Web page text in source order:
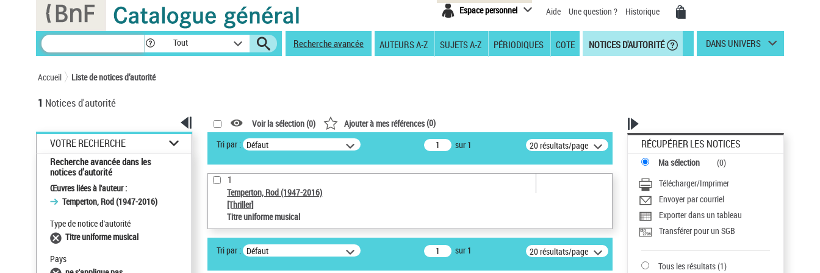
Espace personnel Aide Une question ? Historique
Tout Recherche avancée AUTEURS A-Z SUJETS A-Z PÉRIODIQUES COTE NOTICES D'AUTORITÉ DANS UNIVERS
Accueil Liste de notices d’autorité
1 Notices d'autorité
VOTRE RECHERCHE
Recherche avancée dans les
notices d’autorité
Œuvres liées à l'auteur :
Temperton, Rod (1947-2016)
Type de notice d'autorité
Titre uniforme musical
Pays
Voir la sélection (0) Ajouter à mes références(0)
Tri par : Défaut sur 1 20 résultats/page
1
Temperton, Rod (1947-2016)
[Thriller]
Titre uniforme musical
Tri par : Défaut sur 1 20 résultats/page
RÉCUPÉRER LES NOTICES
Ma sélection (0)
Télécharger/Imprimer
Envoyer par courriel
Exporter dans un tableau
Transférer pour un SGB
Tous les résultats(1)
Panneau de gestion des cookies